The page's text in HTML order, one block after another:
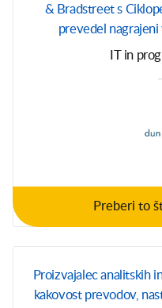
& Bradstreet s
prevedel
IT in
Preberi to
Proizvajalec analitskih
kakovost prevodov,